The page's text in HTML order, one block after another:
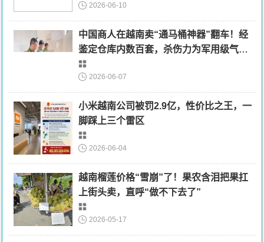
2026-06-10
中国商人在越南卖“通马桶神器”翻车！经
鉴定仓库内数百套，杀伤力为军用级气
枪，以“贩卖军火罪”被起诉
2026-06-07
小米越南公司被罚2.9亿，性价比之王，一
脚踩上三个雷区
2026-06-04
越南榴莲价格“雪崩”了！果农含泪把果扛
上街头卖，直呼“做不下去了”
2026-05-17